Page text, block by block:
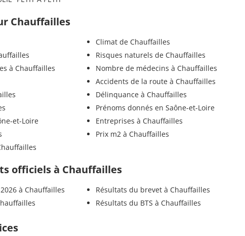
Chauffailles
à Chauffailles
et-Loire
Climat de Chauffailles
Risques naturels de Chauffailles
Nombre de médecins à Chauffailles
Accidents de la route à Chauffailles
Délinquance à Chauffailles
Prénoms donnés en Saône-et-Loire
Entreprises à Chauffailles
Prix m2 à Chauffailles
officiels à Chauffailles
à Chauffailles
Résultats du brevet à Chauffailles
Résultats du BTS à Chauffailles